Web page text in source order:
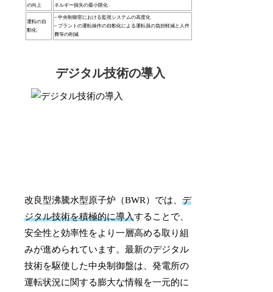
の向上
ネルギー損失の最小限化
運転の自
動化
– 中央制御室における監視システムの高度化
– プラントの運転操作の自動化による運転員の負担軽減と人件
費等の削減
デジタル技術の導入
改良型沸騰水型原子炉（BWR）では、デ
ジタル技術を積極的に導入することで、
安全性と効率性をより一層高める取り組
みが進められています。最新のデジタル
技術を駆使した中央制御盤は、発電所の
運転状況に関する膨大な情報を一元的に